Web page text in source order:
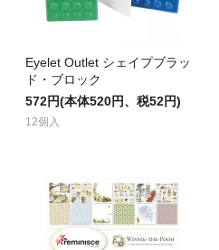
Eyelet Outlet シェイプブラッ
ド・ブロック
572円(本体520円、税52円)
12個入